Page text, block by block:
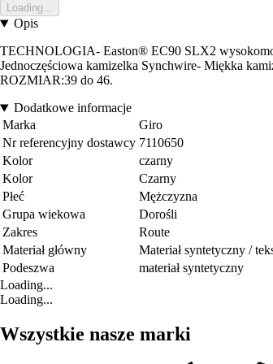
Loading...
Opis
TECHNOLOGIA- Easton® EC90 SLX2
Jednoczęściowa kamizelka Synchwire- Miękka
ROZMIAR:39 do 46.
Dodatkowe informacje
Marka
Giro
Nr referencyjny dostawcy 7110650
Kolor
czarny
Kolor
Czarny
Płeć
Mężczyzna
Grupa wiekowa
Dorośli
Zakres
Route
Materiał główny
Materiał syntetyczny /
Podeszwa
materiał syntetyczny
Loading...
Loading...
Wszystkie nasze marki